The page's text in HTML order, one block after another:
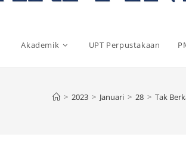
Akademik UPT Perpustakaan
> 2023 > Januari > 28 > Tak